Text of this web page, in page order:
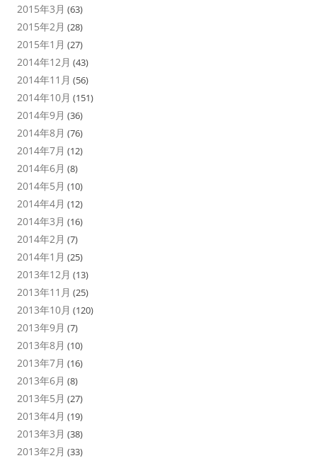
2015年3月 (63)
2015年2月 (28)
2015年1月 (27)
2014年12月 (43)
2014年11月 (56)
2014年10月 (151)
2014年9月 (36)
2014年8月 (76)
2014年7月 (12)
2014年6月 (8)
2014年5月 (10)
2014年4月 (12)
2014年3月 (16)
2014年2月 (7)
2014年1月 (25)
2013年12月 (13)
2013年11月 (25)
2013年10月 (120)
2013年9月 (7)
2013年8月 (10)
2013年7月 (16)
2013年6月 (8)
2013年5月 (27)
2013年4月 (19)
2013年3月 (38)
2013年2月 (33)